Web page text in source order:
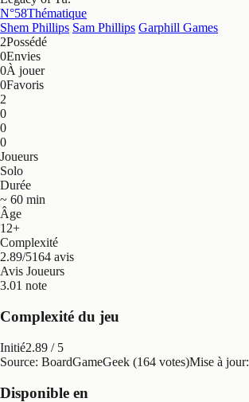
N°58Thématique
Shem Phillips Sam Phillips Garphill Games
2Possédé
0Envies
0À jouer
0Favoris
2
0
0
0
Joueurs
Solo
Durée
~ 60 min
Âge
12+
Complexité
2.89/5164 avis
Avis Joueurs
3.01 note
Complexité du jeu
Initié2.89 / 5
Source: BoardGameGeek (164 votes)Mise à jour:
Disponible en